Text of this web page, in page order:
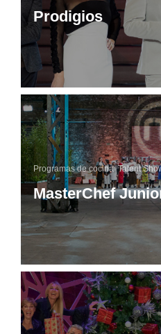
Prodigios
MasterChef
Programas de cocina,Talent